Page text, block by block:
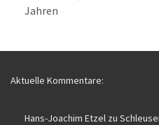
Jahren
Aktuelle Kommentare:
Hans-Joachim Etzel zu